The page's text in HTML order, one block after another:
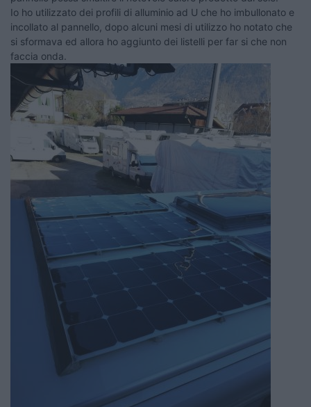
Io ho utilizzato dei profili di alluminio ad U che ho imbullonato e
incollato al pannello, dopo alcuni mesi di utilizzo ho notato che
si sformava ed allora ho aggiunto dei listelli per far si che non
faccia onda.